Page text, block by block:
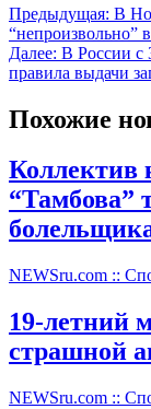
Предыдущая: В
“непроизвольно”
Далее: В России с
правила выдачи
Похожие
Коллектив
“Тамбова”
NEWSru.com ::
19-летний
страшной
NEWSru.com ::